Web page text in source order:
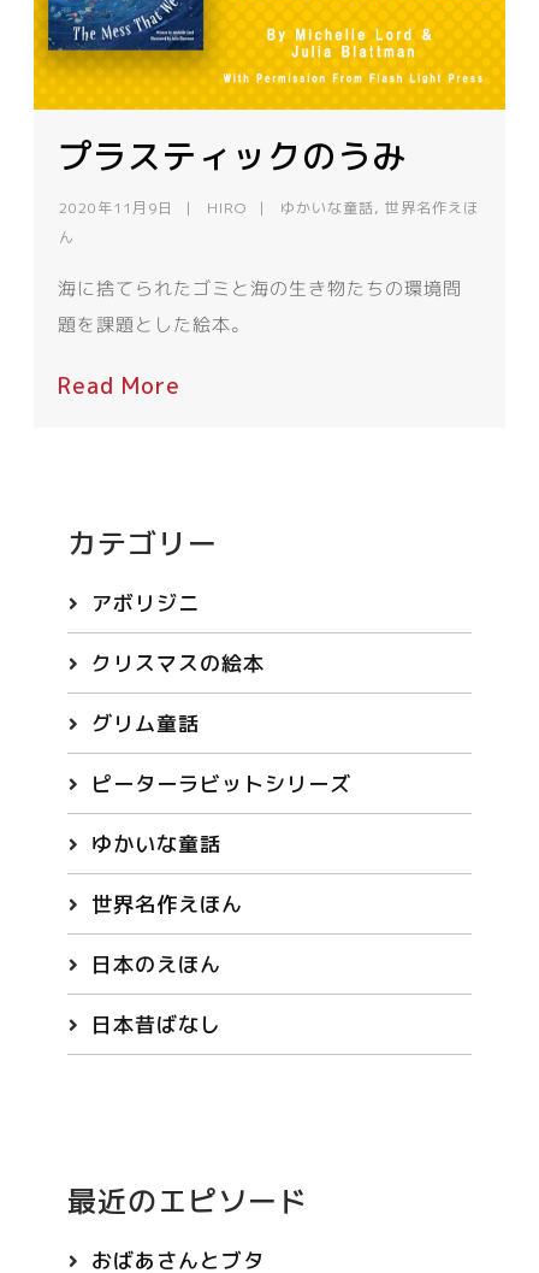
プラスティックのうみ
2020年11月9日 HIRO ゆかいな童話,世界名作えほ
ん
海に捨てられたゴミと海の生き物たちの環境問
題を課題とした絵本。
Read More
カテゴリー
アボリジニ
クリスマスの絵本
グリム童話
ピーターラビットシリーズ
ゆかいな童話
世界名作えほん
日本のえほん
日本昔ばなし
最近のエピソード
おばあさんとブタ